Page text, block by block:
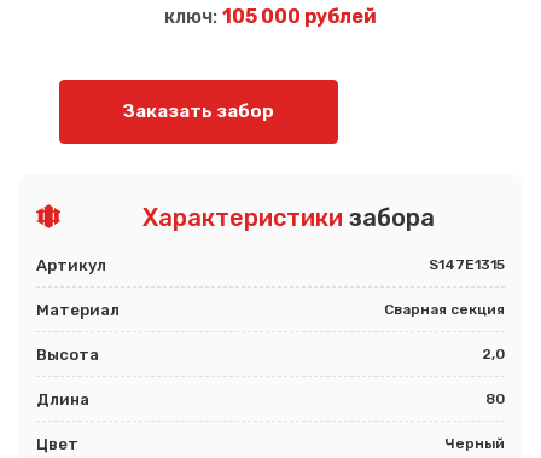
ключ: 105 000 рублей
Заказать забор
Характеристики забора
Артикул S147E1315
Материал Сварная секция
Высота 2,0
Длина 80
Цвет Черный